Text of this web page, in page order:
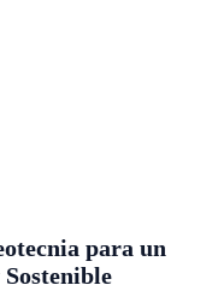
para un